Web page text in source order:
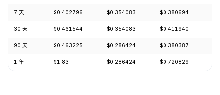
7 天 $0.402796 $0.354083 $0.380694
30 天 $0.461544 $0.354083 $0.411940
90 天 $0.463225 $0.286424 $0.380387
1 年 $1.83 $0.286424 $0.720829